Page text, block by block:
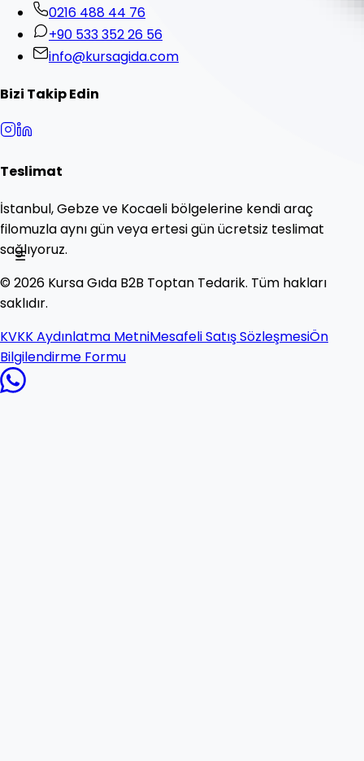
☰
0216 488 44 76
+90 533 352 26 56
info@kursagida.com
Bizi Takip Edin
Teslimat
İstanbul, Gebze ve Kocaeli bölgelerine kendi araç
filomuzla aynı gün veya ertesi gün ücretsiz teslimat
sağlıyoruz.
©2026 Kursa Gıda B2B Toptan Tedarik. Tüm hakları
saklıdır.
KVKK Aydınlatma MetniMesafeli Satış SözleşmesiÖn
Bilgilendirme Formu